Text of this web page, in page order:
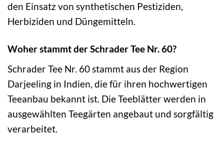
den Einsatz von synthetischen Pestiziden,
Herbiziden und Düngemitteln.
Woher stammt der Schrader Tee Nr. 60?
Schrader Tee Nr. 60 stammt aus der Region
Darjeeling in Indien, die für ihren hochwertigen
Teeanbau bekannt ist. Die Teeblätter werden in
ausgewählten Teegärten angebaut und sorgfältig
verarbeitet.